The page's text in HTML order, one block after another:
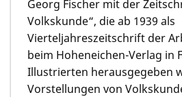
Georg Fischer mit der
Volkskunde“, die ab 1939 als
Vierteljahreszeitschrift der
beim Hoheneichen-Verlag in
Illustrierten herausgegeben
Vorstellungen von